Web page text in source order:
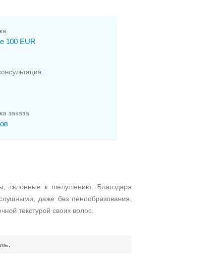
100 EUR
заказа
склонные к шелушению. Благодаря
даже без пенообразования,
текстурой своих волос.